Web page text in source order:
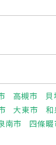
高槻市
大東市 和
南市 四條畷